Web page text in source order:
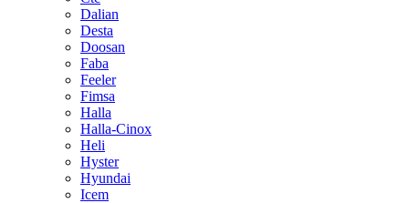
Dalian
Desta
Doosan
Faba
Feeler
Fimsa
Halla
Halla-Cinox
Heli
Hyster
Hyundai
Icem